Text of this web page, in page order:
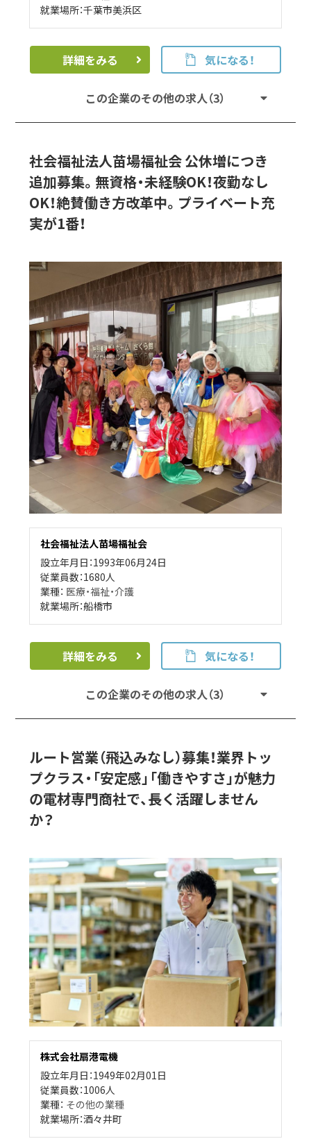
就業場所：千葉市美浜区
詳細をみる 気になる！
この企業のその他の求人（3）
社会福祉法人苗場福祉会 公休増につき
追加募集。無資格・未経験OK！夜勤なし
OK！絶賛働き方改革中。プライベート充
実が1番！
社会福祉法人苗場福祉会
設立年月日：1993年06月24日
従業員数：1680人
業種： 医療・福祉・介護
就業場所：船橋市
詳細をみる 気になる！
この企業のその他の求人（3）
ルート営業（飛込みなし）募集！業界トッ
プクラス・「安定感」「働きやすさ」が魅力
の電材専門商社で、長く活躍しません
か？
株式会社扇港電機
設立年月日：1949年02月01日
従業員数：1006人
業種： その他の業種
就業場所：酒々井町